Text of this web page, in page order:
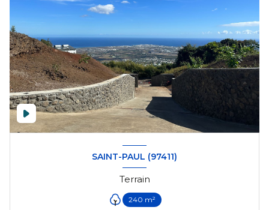
SAINT-PAUL (97411)
Terrain
240 m²